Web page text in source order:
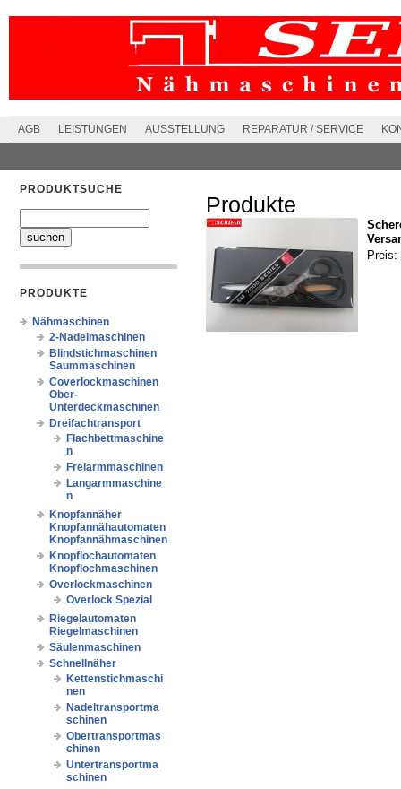
AGB LEISTUNGEN AUSSTELLUNG REPARATUR / SERVICE
PRODUKTSUCHE
PRODUKTE
Nähmaschinen
2-Nadelmaschinen
Blindstichmaschinen
Saummaschinen
Coverlockmaschinen
Ober-
Unterdeckmaschinen
Dreifachtransport
Flachbettmaschine
n
Freiarmmaschinen
Langarmmaschine
n
Knopfannäher
Knopfannähautomaten
Knopfannähmaschinen
Knopflochautomaten
Knopflochmaschinen
Overlockmaschinen
Overlock Spezial
Riegelautomaten
Riegelmaschinen
Säulenmaschinen
Schnellnäher
Kettenstichmaschi
nen
Nadeltransportma
schinen
Obertransportmas
chinen
Untertransportma
schinen
Produkte
Preis: